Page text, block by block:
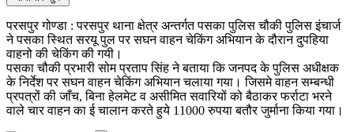
परसपुर गोण्डा : परसपुर थाना क्षेत्र अन्तर्गत पसका पुलिस चौकी पुलिस इंचार्ज
ने पसका स्थित सरयू पुल पर सघन वाहन चेकिंग अभियान के दौरान दुपहिया
वाहनो की चेकिंग की गयी।
पसका चौकी प्रभारी सोम प्रताप सिंह ने बताया कि जनपद के पुलिस अधीक्षक
के निर्देश पर सघन वाहन चेकिंग अभियान चलाया गया। जिसमे वाहन सम्बन्धी
प्रपत्रों की जाँच, बिना हेलमेट व असीमित सवारियों को बैठाकर फर्राटा भरने
वाले चार वाहन का ई चालान करते हुये 11000 रुपया बतौर जुर्माना किया गया।